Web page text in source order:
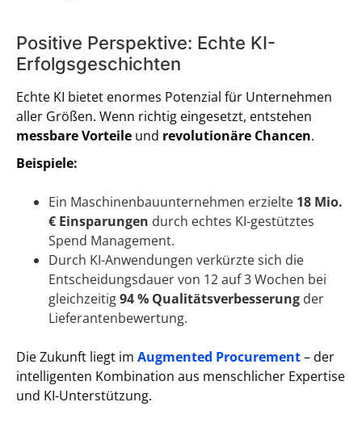
Positive Perspektive: Echte KI-
Erfolgsgeschichten
Echte KI bietet enormes Potenzial für Unternehmen
aller Größen. Wenn richtig eingesetzt, entstehen
messbare Vorteile und revolutionäre Chancen.
Beispiele:
Ein Maschinenbauunternehmen erzielte 18 Mio.
€ Einsparungen durch echtes KI-gestütztes
Spend Management.
Durch KI-Anwendungen verkürzte sich die
Entscheidungsdauer von 12 auf 3 Wochen bei
gleichzeitig94 % Qualitätsverbesserung der
Lieferantenbewertung.
Die Zukunft liegt im Augmented Procurement– der
intelligenten Kombination aus menschlicher Expertise
und KI-Unterstützung.